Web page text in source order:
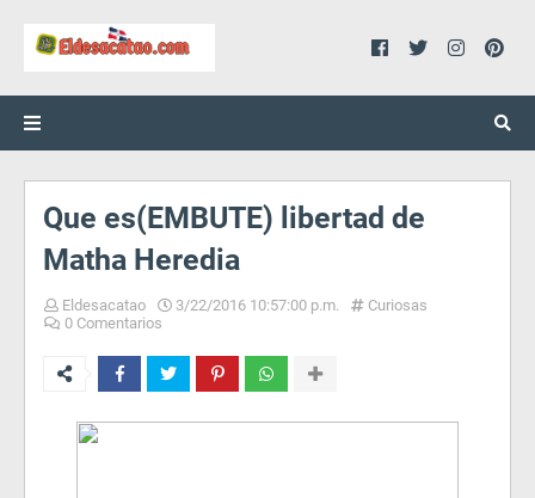
Que es(EMBUTE) libertad de
Matha Heredia
Eldesacatao 3/22/2016 10:57:00 p.m.
Curiosas
0 Comentarios